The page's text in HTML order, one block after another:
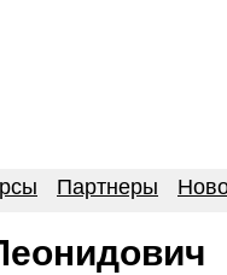
Партнеры